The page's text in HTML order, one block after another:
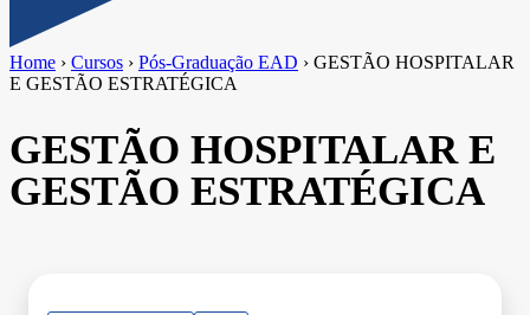
Home › Cursos › Pós-Graduação EAD › GESTÃO HOSPITALAR
E GESTÃO ESTRATÉGICA
GESTÃO HOSPITALAR E
GESTÃO ESTRATÉGICA